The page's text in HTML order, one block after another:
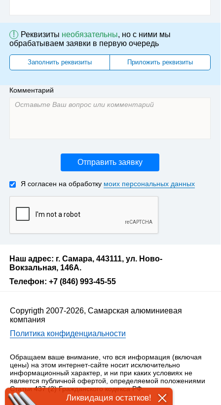
! Реквизиты необязательны, но с ними мы
обрабатываем заявки в первую очередь
Заполнить реквизиты Приложить реквизиты
Комментарий
Отправить заявку
Я согласен на обработку моих персональных данных
Наш адрес: г. Самара, 443111, ул. Ново-
Вокзальная, 146А.
Телефон: +7 (846) 993-45-55
Copyrigth 2007-2026, Самарская алюминиевая
компания
Политика конфиденциальности
Обращаем ваше внимание, что вся информация (включая
цены) на этом интернет-сайте носит исключительно
информационный характер, и ни при каких условиях не
является публичной офертой, определяемой положениями
Статьи 437 (2) Гражданского кодекса РФ.
Ликвидация остатков!